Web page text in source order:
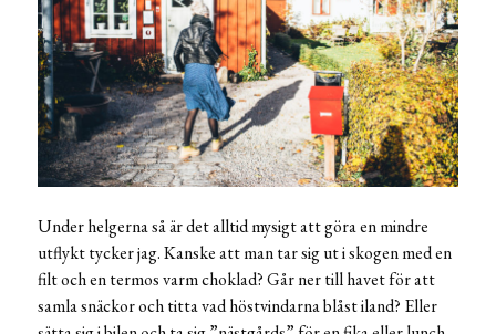
Under helgerna så är det alltid mysigt att göra en mindre
utflykt tycker jag. Kanske att man tar sig ut i skogen med en
filt och en termos varm choklad? Går ner till havet för att
samla snäckor och titta vad höstvindarna blåst iland? Eller